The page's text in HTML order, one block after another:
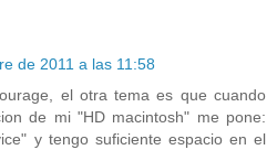
de 2011 a las 11:58
el otra tema es que cuando
de mi "HD macintosh" me pone:
y tengo suficiente espacio en el